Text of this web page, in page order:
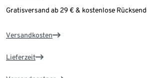
Gratisversand ab 29 € & kostenlose
Versandkosten
Lieferzeit